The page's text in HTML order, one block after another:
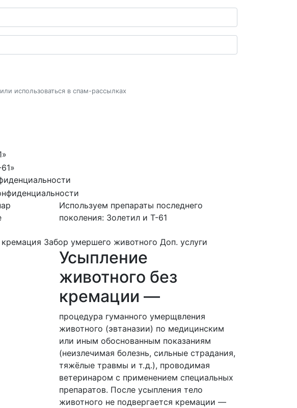
использоваться в спам-рассылках
Используем препараты последнего
поколения: Золетил и Т-61
Забор умершего животного Доп. услуги
Усыпление
животного без
кремации —
процедура гуманного умерщвления
животного (эвтаназии) по медицинским
или иным обоснованным показаниям
(неизлечимая болезнь, сильные страдания,
тяжёлые травмы и т. д.), проводимая
ветеринаром с применением специальных
препаратов. После усыпления тело
животного не подвергается кремации —